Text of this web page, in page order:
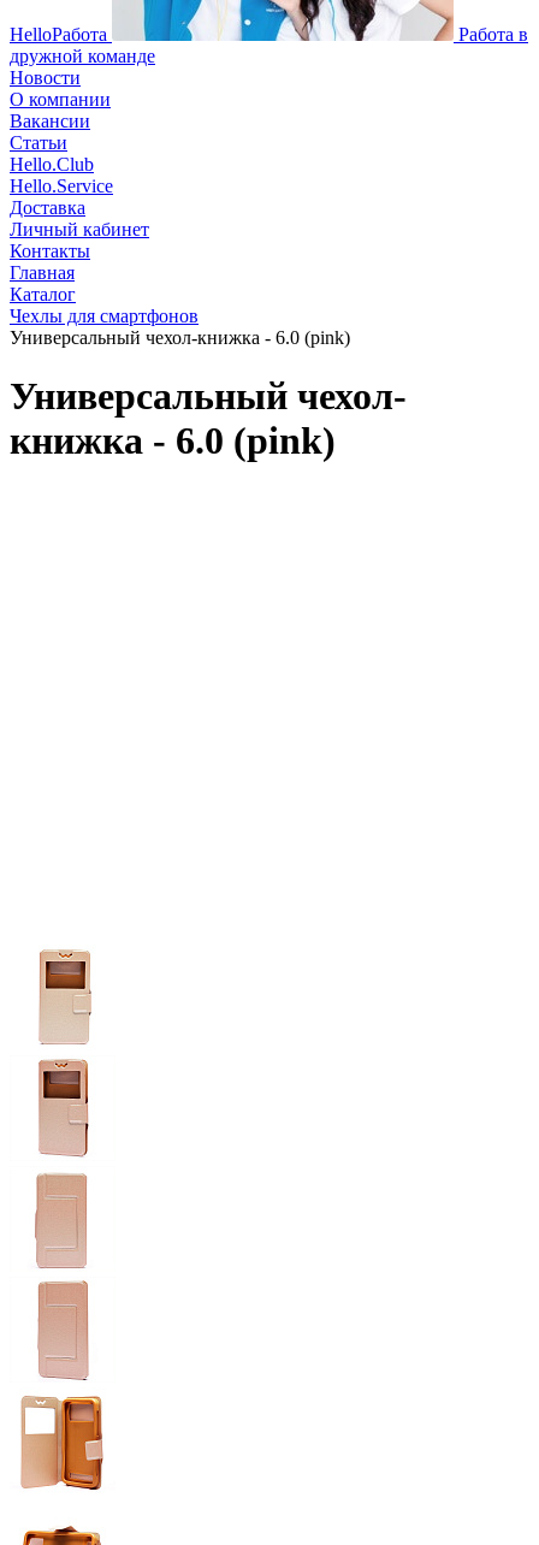
HelloРабота
Работа в
дружной команде
Новости
О компании
Вакансии
Статьи
Hello.Club
Hello.Service
Доставка
Личный кабинет
Контакты
Главная
Каталог
Чехлы для смартфонов
Универсальный чехол-книжка - 6.0 (pink)
Универсальный чехол-
книжка - 6.0 (pink)